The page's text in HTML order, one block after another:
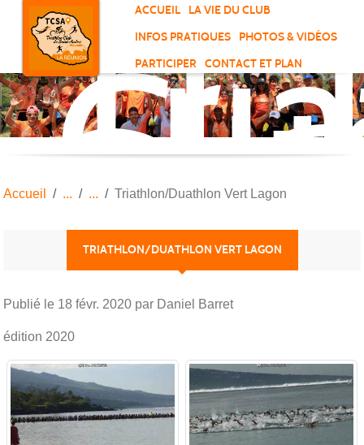
ACCUEIL
LA VIE DU CLUB
INFOS PRATIQUES
PHOTOS & VIDÉOS
PARTICIPER
CONTACT ET PLAN
de
Accueil Triathlon/Duathlon Vert Lagon
TRIATHLON/DUATHLON VERT LAGON
Publié le 18 févr. 2020 par Daniel Barret
édition 2020
Panneau de gestion des cookies